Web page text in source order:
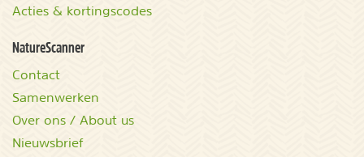
Acties & kortingscodes
NatureScanner
Contact
Samenwerken
Over ons / About us
Nieuwsbrief